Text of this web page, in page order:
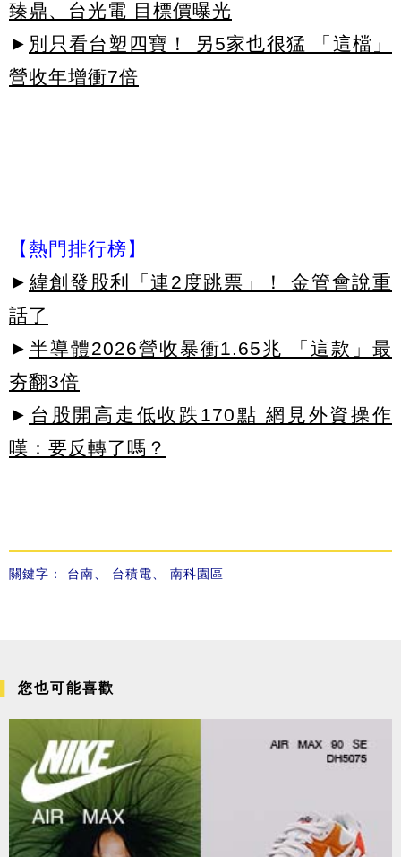
臻鼎、台光電 目標價曝光
► 別只看台塑四寶！ 另5家也很猛 「這檔」
營收年增衝7倍
【熱門排行榜】
► 緯創發股利「連2度跳票」！ 金管會說重
話了
► 半導體2026營收暴衝1.65兆 「這款」最
夯翻3倍
► 台股開高走低收跌170點 網見外資操作
嘆：要反轉了嗎？
關鍵字： 台南 台積電 南科園區
您也可能喜歡